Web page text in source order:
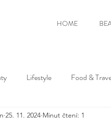
HOME
Lifestyle Food &
25. 11. 2024 Minut čtení: 1